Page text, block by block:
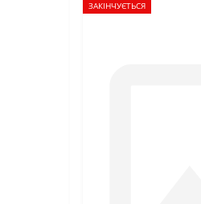
ЗАКІНЧУЄТЬСЯ